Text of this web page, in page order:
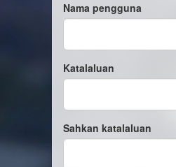
Nama pengguna
Katalaluan
Sahkan katalaluan